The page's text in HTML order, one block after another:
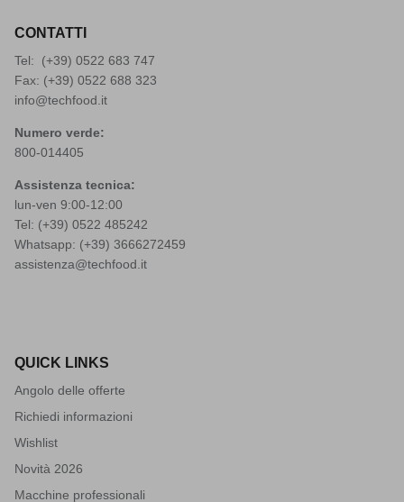
CONTATTI
Tel: (+39) 0522 683 747
Fax: (+39) 0522 688 323
info@techfood.it
Numero verde:
800-014405
Assistenza tecnica:
lun-ven 9:00-12:00
Tel: (+39) 0522 485242
Whatsapp: (+39) 3666272459
assistenza@techfood.it
QUICK LINKS
Angolo delle offerte
Richiedi informazioni
Wishlist
Novità 2026
Macchine professionali